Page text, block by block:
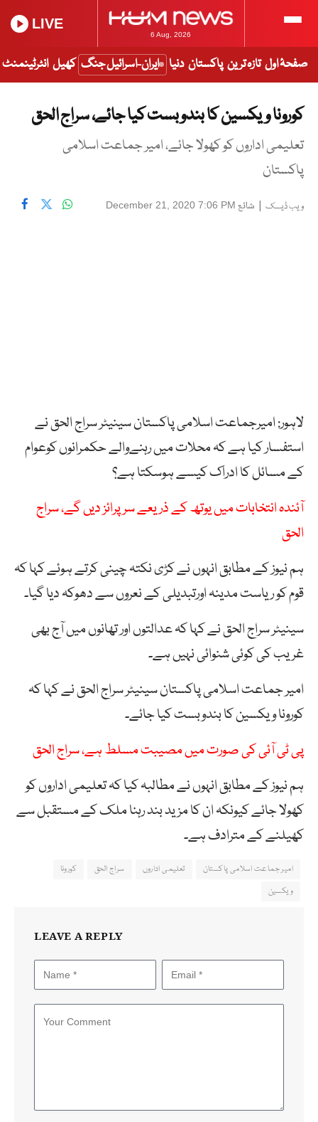
6 Aug, 2026
LIVE
صفحۂ اول تازہ ترین پاکستان دنیا ایران-اسرائیل جنگ کھیل انٹرٹینمنٹ
کورونا ویکسین کا بندوبست کیا جائے، سراج الحق
تعلیمی اداروں کو کھولا جائے، امیر جماعت اسلامی
پاکستان
ویب ڈیسک | شائع December 21, 2020 7:06 PM
لاہور: امیرجماعت اسلامی پاکستان سینیٹر سراج الحق نے
استفسار کیا ہے کہ محلات میں رہنےوالے حکمرانوں کوعوام
کے مسائل کا ادراک کیسے ہوسکتا ہے؟
آئندہ انتخابات میں یوتھ کے ذریعے سرپرائز دیں گے، سراج
الحق
ہم نیوز کے مطابق انہوں نے کڑی نکتہ چینی کرتے ہوئے کہا کہ
قوم کو ریاست مدینہ اورتبدیلی کے نعروں سے دھوکہ دیا گیا۔
سینیٹر سراج الحق نے کہا کہ عدالتوں اور تھانوں میں آج بھی
غریب کی کوئی شنوائی نہیں ہے۔
امیر جماعت اسلامی پاکستان سینیٹر سراج الحق نے کہا کہ
کورونا ویکسین کا بندوبست کیا جائے۔
پی ٹی آئی کی صورت میں مصیبت مسلط ہے، سراج الحق
ہم نیوز کے مطابق انہوں نے مطالبہ کیا کہ تعلیمی اداروں کو
کھولا جائے کیونکہ ان کا مزید بند رہنا ملک کے مستقبل سے
کھیلنے کے مترادف ہے۔
امیر جماعت اسلامی پاکستان تعلیمی اداروں سراج الحق
کورونا
ویکسین
LEAVE A REPLY